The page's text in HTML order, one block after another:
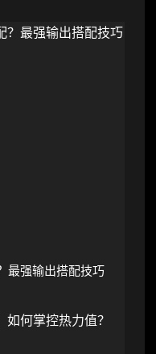
最强输出搭配技巧